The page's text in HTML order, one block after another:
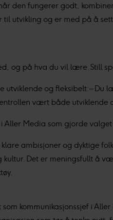
den fungerer godt,
utvikling og er med på å
og på hva du vil lære. Still
utviklende og fleksibelt: –
vært både
Aller Media som gjorde valget
ambisjoner og dyktige
Det er meningsfullt å
kommunikasjonssjef i